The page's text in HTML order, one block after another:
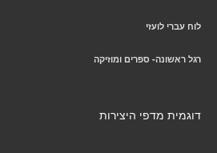
לוח עברי לועזי
רגל ראשונה- ספרים ומוזיקה
דוגמית מדפי היצירות